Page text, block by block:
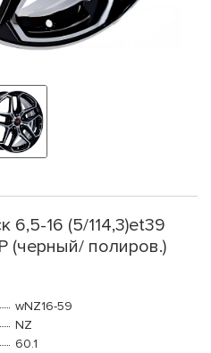
6,5-16 (5/114,3)et39
(черный/ полиров.)
wNZ16-59
NZ
60.1